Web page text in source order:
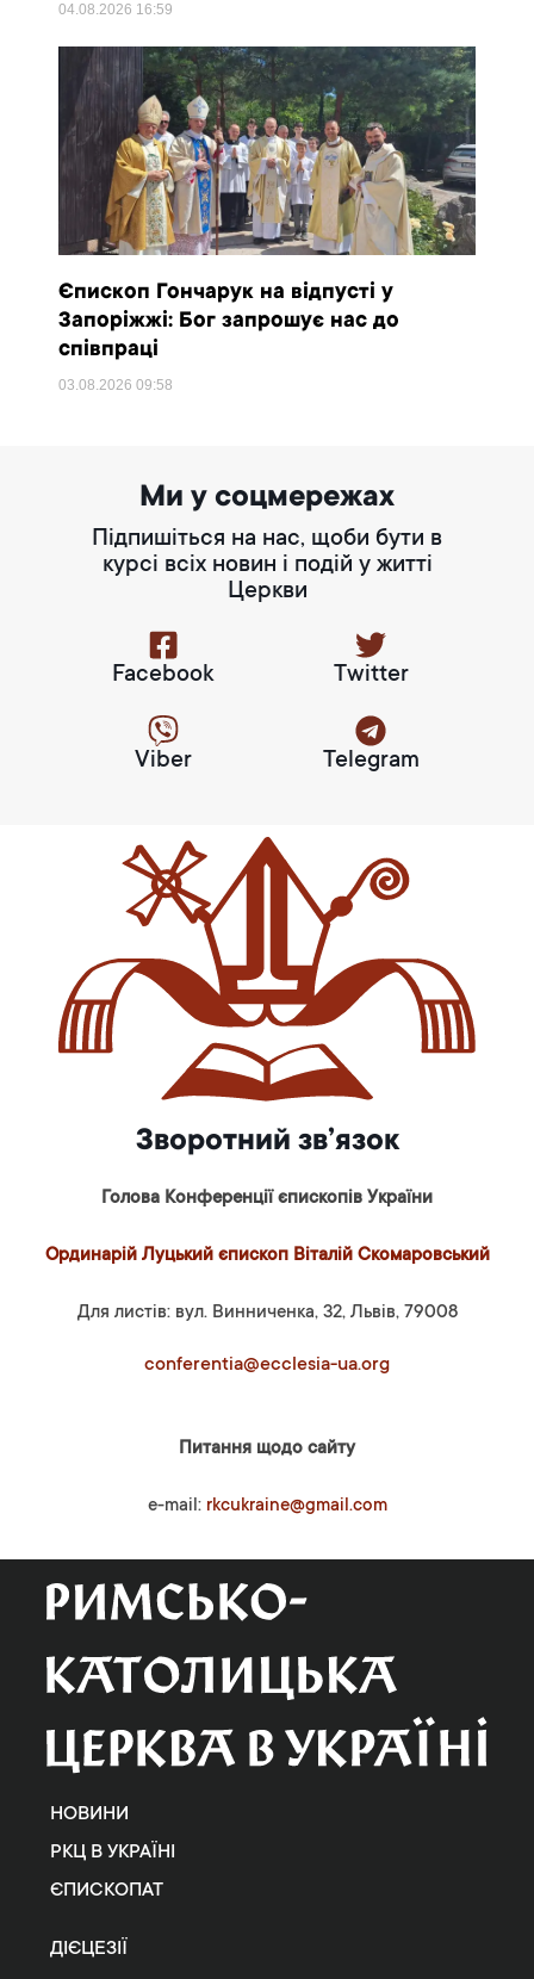
04.08.2026 16:59
Єпископ Гончарук на відпусті у
Запоріжжі: Бог запрошує нас до
співпраці
03.08.202609:58
Ми у соцмережах
Підпишіться на нас, щоби бути в
курсі всіх новин і подій у житті
Церкви
Facebook Twitter
Viber Telegram
Зворотний зв’язок
Голова Конференції єпископів України
Ординарій Луцький єпископ Віталій Скомаровський
Для листів: вул. Винниченка, 32, Львів, 79008
conferentia@ecclesia-ua.org
Питання щодо сайту
e-mail: rkcukraine@gmail.com
НОВИНИ
РКЦ В УКРАЇНІ
ЄПИСКОПАТ
ДІЄЦЕЗІЇ